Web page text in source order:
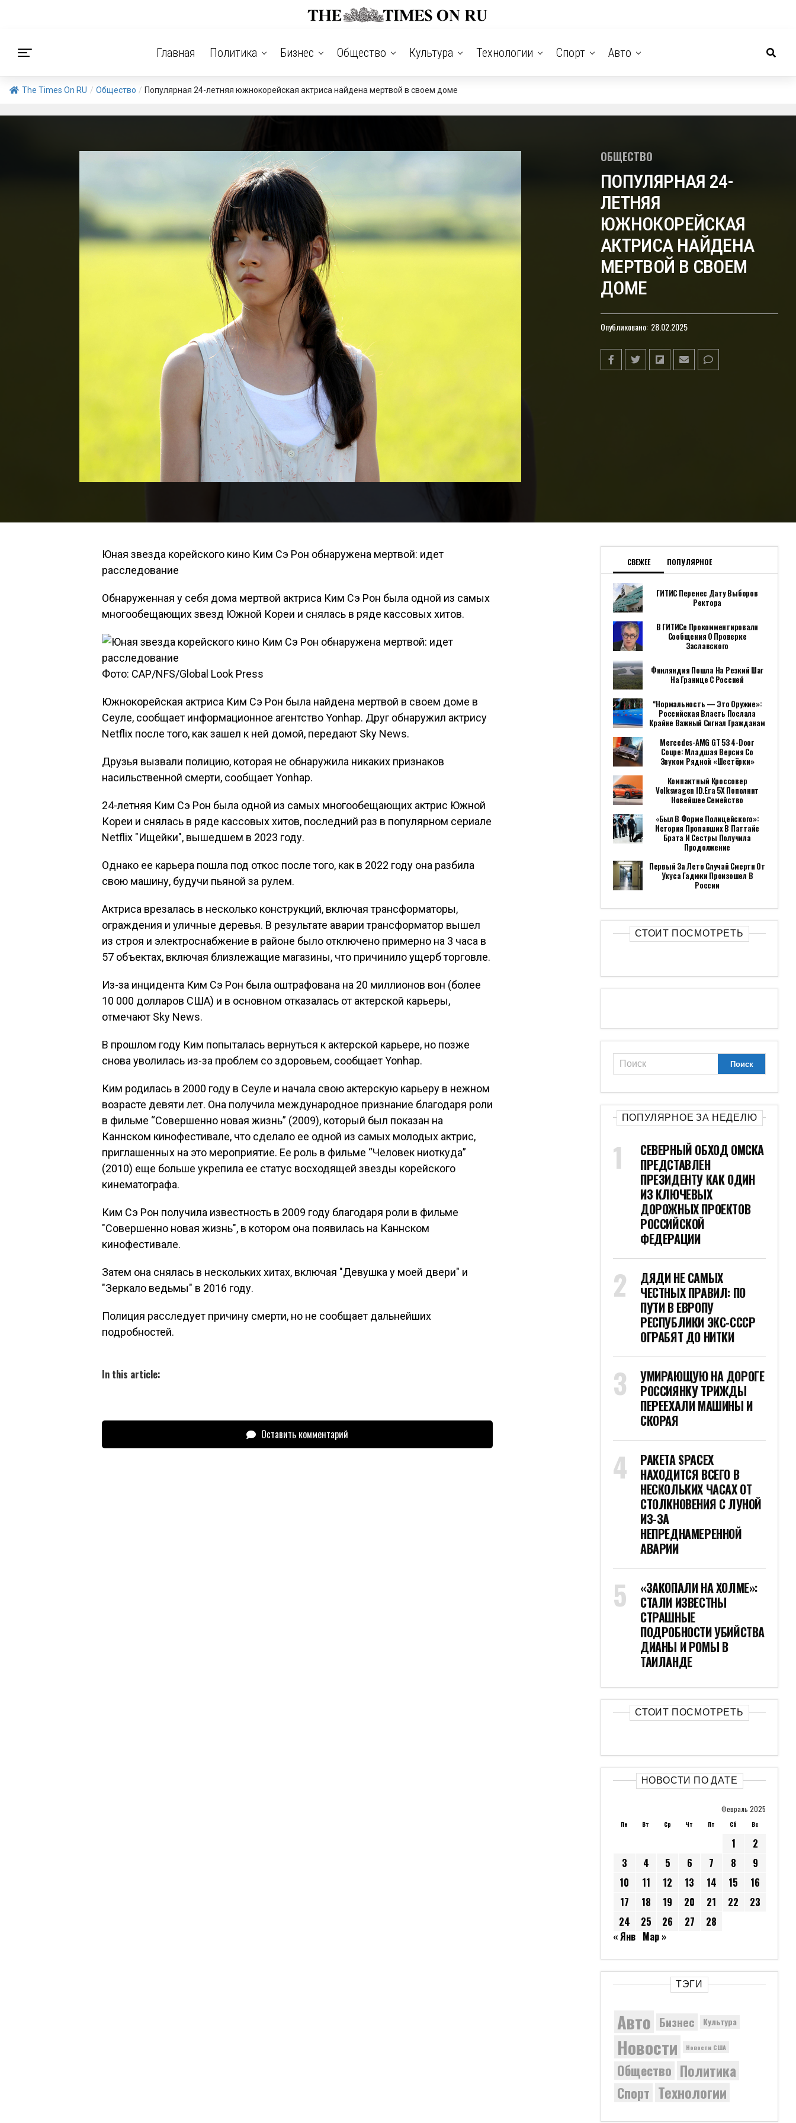
Главная Политика Бизнес Общество Культура Технологии Спорт Авто
The Times On RU / Общество / Популярная 24-летняя южнокорейская актриса найдена мертвой в своем доме
ОБЩЕСТВО
ПОПУЛЯРНАЯ 24-
ЛЕТНЯЯ
ЮЖНОКОРЕЙСКАЯ
АКТРИСА НАЙДЕНА
МЕРТВОЙ В СВОЕМ
ДОМЕ
Опубликовано: 28.02.2025
Юная звезда корейского кино Ким Сэ Рон обнаружена мертвой: идет
расследование
Обнаруженная у себя дома мертвой актриса Ким Сэ Рон была одной из самых
многообещающих звезд Южной Кореи и снялась в ряде кассовых хитов.
Фото: CAP/NFS/Global Look Press
Южнокорейская актриса Ким Сэ Рон была найдена мертвой в своем доме в
Сеуле, сообщает информационное агентство Yonhap. Друг обнаружил актрису
Netflix после того, как зашел к ней домой, передают Sky News.
Друзья вызвали полицию, которая не обнаружила никаких признаков
насильственной смерти, сообщает Yonhap.
24-летняя Ким Сэ Рон была одной из самых многообещающих актрис Южной
Кореи и снялась в ряде кассовых хитов, последний раз в популярном сериале
Netflix "Ищейки", вышедшем в 2023 году.
Однако ее карьера пошла под откос после того, как в 2022 году она разбила
свою машину, будучи пьяной за рулем.
Актриса врезалась в несколько конструкций, включая трансформаторы,
ограждения и уличные деревья. В результате аварии трансформатор вышел
из строя и электроснабжение в районе было отключено примерно на 3 часа в
57 объектах, включая близлежащие магазины, что причинило ущерб торговле.
Из-за инцидента Ким Сэ Рон была оштрафована на 20 миллионов вон (более
10 000 долларов США) и в основном отказалась от актерской карьеры,
отмечают Sky News.
В прошлом году Ким попыталась вернуться к актерской карьере, но позже
снова уволилась из-за проблем со здоровьем, сообщает Yonhap.
Ким родилась в 2000 году в Сеуле и начала свою актерскую карьеру в нежном
возрасте девяти лет. Она получила международное признание благодаря роли
в фильме “Совершенно новая жизнь” (2009), который был показан на
Каннском кинофестивале, что сделало ее одной из самых молодых актрис,
приглашенных на это мероприятие. Ее роль в фильме “Человек ниоткуда”
(2010) еще больше укрепила ее статус восходящей звезды корейского
кинематографа.
Ким Сэ Рон получила известность в 2009 году благодаря роли в фильме
"Совершенно новая жизнь", в котором она появилась на Каннском
кинофестивале.
Затем она снялась в нескольких хитах, включая "Девушка у моей двери" и
"Зеркало ведьмы" в 2016 году.
Полиция расследует причину смерти, но не сообщает дальнейших
подробностей.
In this article:
Оставить комментарий
СВЕЖЕЕ ПОПУЛЯРНОЕ
ГИТИС Перенес Дату Выборов
Ректора
В ГИТИСе Прокомментировали
Сообщения О Проверке
Заславского
Финляндия Пошла На Резкий Шаг
На Границе С Россией
“Нормальность — Это Оружие»:
Российская Власть Послала
Крайне Важный Сигнал Гражданам
Mercedes-AMG GT 53 4-Door
Coupe: Младшая Версия Со
Звуком Рядной «шестёрки»
Компактный Кроссовер
Volkswagen ID.Era 5X Пополнит
Новейшее Семейство
«Был В Форме Полицейского»:
История Пропавших В Паттайе
Брата И Сестры Получила
Продолжение
Первый За Лето Случай Смерти От
Укуса Гадюки Произошел В
России
СТОИТ ПОСМОТРЕТЬ
ПОПУЛЯРНОЕ ЗА НЕДЕЛЮ
СЕВЕРНЫЙ ОБХОД ОМСКА
ПРЕДСТАВЛЕН
ПРЕЗИДЕНТУ КАК ОДИН
ИЗ КЛЮЧЕВЫХ
ДОРОЖНЫХ ПРОЕКТОВ
РОССИЙСКОЙ
ФЕДЕРАЦИИ
ДЯДИ НЕ САМЫХ
ЧЕСТНЫХ ПРАВИЛ: ПО
ПУТИ В ЕВРОПУ
РЕСПУБЛИКИ ЭКС-СССР
ОГРАБЯТ ДО НИТКИ
УМИРАЮЩУЮ НА ДОРОГЕ
РОССИЯНКУ ТРИЖДЫ
ПЕРЕЕХАЛИ МАШИНЫ И
СКОРАЯ
РАКЕТА SPACEX
НАХОДИТСЯ ВСЕГО В
НЕСКОЛЬКИХ ЧАСАХ ОТ
СТОЛКНОВЕНИЯ С ЛУНОЙ
ИЗ-ЗА
НЕПРЕДНАМЕРЕННОЙ
АВАРИИ
«ЗАКОПАЛИ НА ХОЛМЕ»:
СТАЛИ ИЗВЕСТНЫ
СТРАШНЫЕ
ПОДРОБНОСТИ УБИЙСТВА
ДИАНЫ И РОМЫ В
ТАИЛАНДЕ
СТОИТ ПОСМОТРЕТЬ
НОВОСТИ ПО ДАТЕ
Февраль 2025
Пн Вт Ср Чт Пт Сб Вс
1
2
3
4 5 6 7 8
9
10
11 12 13 14 15
16
17
18 19 20 21 22
23
24
25 26 27
28
« Янв Мар »
ТЭГИ
Авто Бизнес Культура
Новости Новости США
Общество Политика
Спорт Технологии